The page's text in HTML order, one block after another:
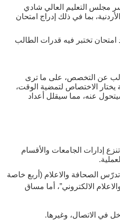
سر مجلس التعليم العالي شادي
بما في ذلك إدراج امتحان
باعتماد امتحان تختبر فيه قدرات الطالب
عن التخصص، على ما ترى
الاختصاص لتمضية الوقت،
عنه، مما سيقلل أعداد
إدارات الجامعات والأقسام
الصحافة والاعلام (أربع خاصة
الالكتروني”، أما مساق
في الاتصال، وغيرها.